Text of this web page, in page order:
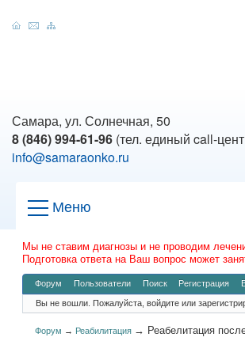
Самара, ул. Солнечная, 50
8 (846) 994-61-96 (тел. единый call-
info@samaraonko.ru
Меню
Мы не ставим диагнозы и не проводим
Подготовка ответа на Ваш вопрос может
Форум Пользователи Поиск Регистрация
Вы не вошли. Пожалуйста, войдите или
Форум → Реабилитация → Реабелитация